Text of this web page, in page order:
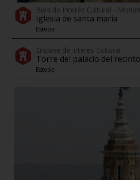
Bien de Interés Cultural -
Iglesia de santa maría
Estepa
Enclave de interés Cultural
Torre del palacio del
Estepa